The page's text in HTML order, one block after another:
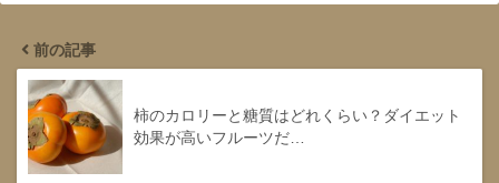
前の記事
柿のカロリーと糖質はどれくらい？ダイエット
効果が高いフルーツだ…